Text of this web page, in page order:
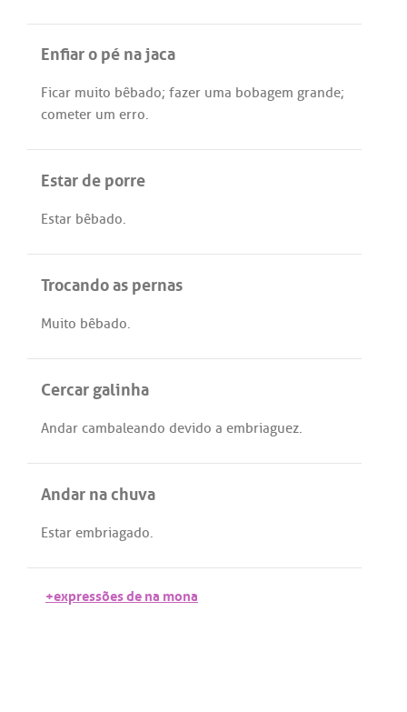
Enfiar o pé na jaca
Ficar muito bêbado; fazer uma bobagem grande;
cometer um erro.
Estar de porre
Estar bêbado.
Trocando as pernas
Muito bêbado.
Cercar galinha
Andar cambaleando devido a embriaguez.
Andar na chuva
Estar embriagado.
+expressões de na mona